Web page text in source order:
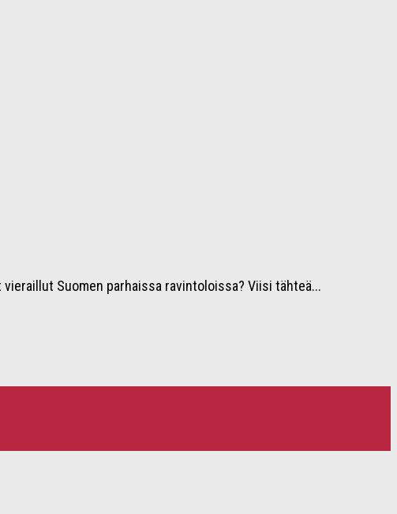
Suomen parhaissa ravintoloissa? Viisi tähteä...